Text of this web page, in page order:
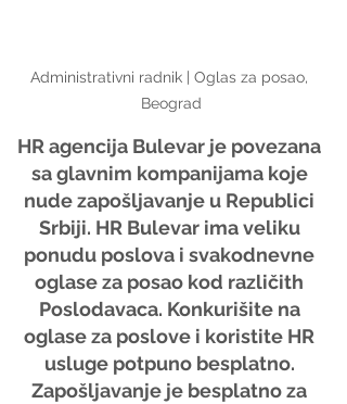
Administrativni radnik | Oglas za posao,
Beograd
HR agencija Bulevar je povezana
sa glavnim kompanijama koje
nude zapošljavanje u Republici
Srbiji. HR Bulevar ima veliku
ponudu poslova i svakodnevne
oglase za posao kod različith
Poslodavaca. Konkurišite na
oglase za poslove i koristite HR
usluge potpuno besplatno.
Zapošljavanje je besplatno za